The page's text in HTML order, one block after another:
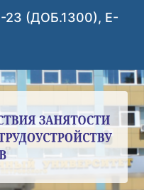
(ДОБ.1300), E-